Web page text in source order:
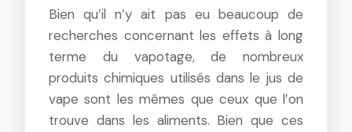
Bien qu’il n’y ait pas eu beaucoup de
recherches concernant les effets à long
terme du vapotage, de nombreux
produits chimiques utilisés dans le jus de
vape sont les mêmes que ceux que l’on
trouve dans les aliments. Bien que ces